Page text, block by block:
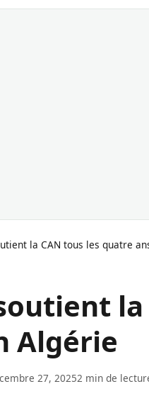
la CAN tous les quatre
la
Algérie
27, 20252 min de